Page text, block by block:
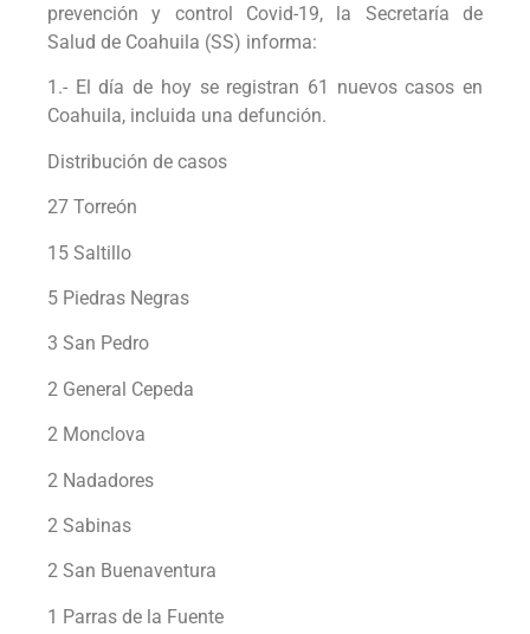
prevención y control Covid-19, la Secretaría de
Salud de Coahuila (SS) informa:
1.- El día de hoy se registran 61 nuevos casos en
Coahuila, incluida una defunción.
Distribución de casos
27 Torreón
15 Saltillo
5 Piedras Negras
3 San Pedro
2 General Cepeda
2 Monclova
2 Nadadores
2 Sabinas
2 San Buenaventura
1 Parras de la Fuente